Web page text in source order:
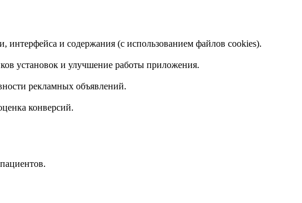
интерфейса и содержания (с использованием файлов cookies).
установок и улучшение работы приложения.
рекламных объявлений.
конверсий.